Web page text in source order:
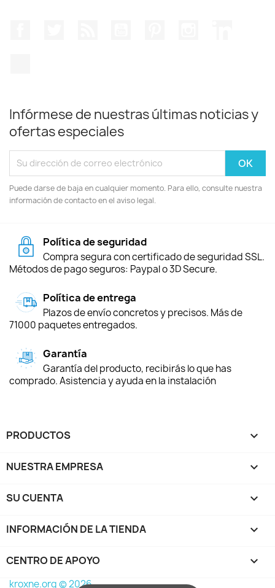
Infórmese de nuestras últimas noticias y
ofertas especiales
Puede darse de baja en cualquier momento. Para ello, consulte nuestra
información de contacto en el aviso legal.
Política de seguridad
Compra segura con certificado de seguridad SSL.
Métodos de pago seguros: Paypal o 3D Secure.
Política de entrega
Plazos de envío concretos y precisos. Más de
71000 paquetes entregados.
Garantía
Garantía del producto, recibirás lo que has
comprado. Asistencia y ayuda en la instalación
PRODUCTOS 
NUESTRA EMPRESA 
SU CUENTA 
INFORMACIÓN DE LA TIENDA keyboard_arrow_down
CENTRO DE APOYO 
kroxne.org © 2026